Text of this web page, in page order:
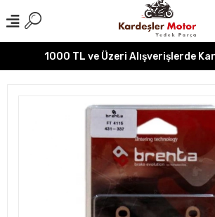
1000 TL ve Üzeri Alışverişlerde